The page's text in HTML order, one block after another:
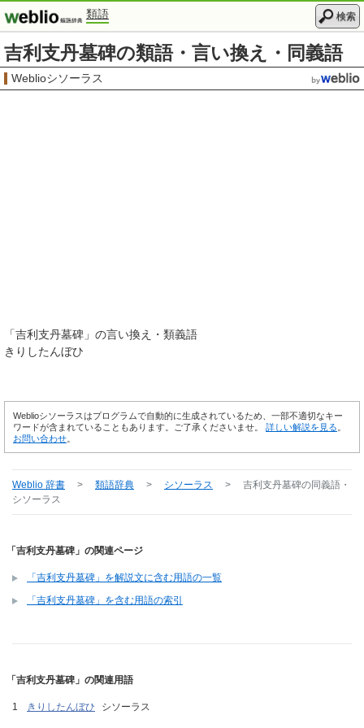
類語 検索
吉利支丹墓碑の類語・言い換え・同義語
Weblioシソーラス
「吉利支丹墓碑 」の言い換え・類義語
きりしたんぼひ
Weblioシソーラスはプログラムで自動的に生成されているため、一部不適切なキー
ワードが含まれていることもあります。ご了承くださいませ。 詳しい解説を見る
お問い合わせ
Weblio 辞書 > 類語辞典 > シソーラス > 吉利支丹墓碑の同義語・
シソーラス
「吉利支丹墓碑」の関連ページ
「吉利支丹墓碑」を解説文に含む用語の一覧
「吉利支丹墓碑」を含む用語の索引
「吉利支丹墓碑」の関連用語
きりしたんぼひ シソーラス